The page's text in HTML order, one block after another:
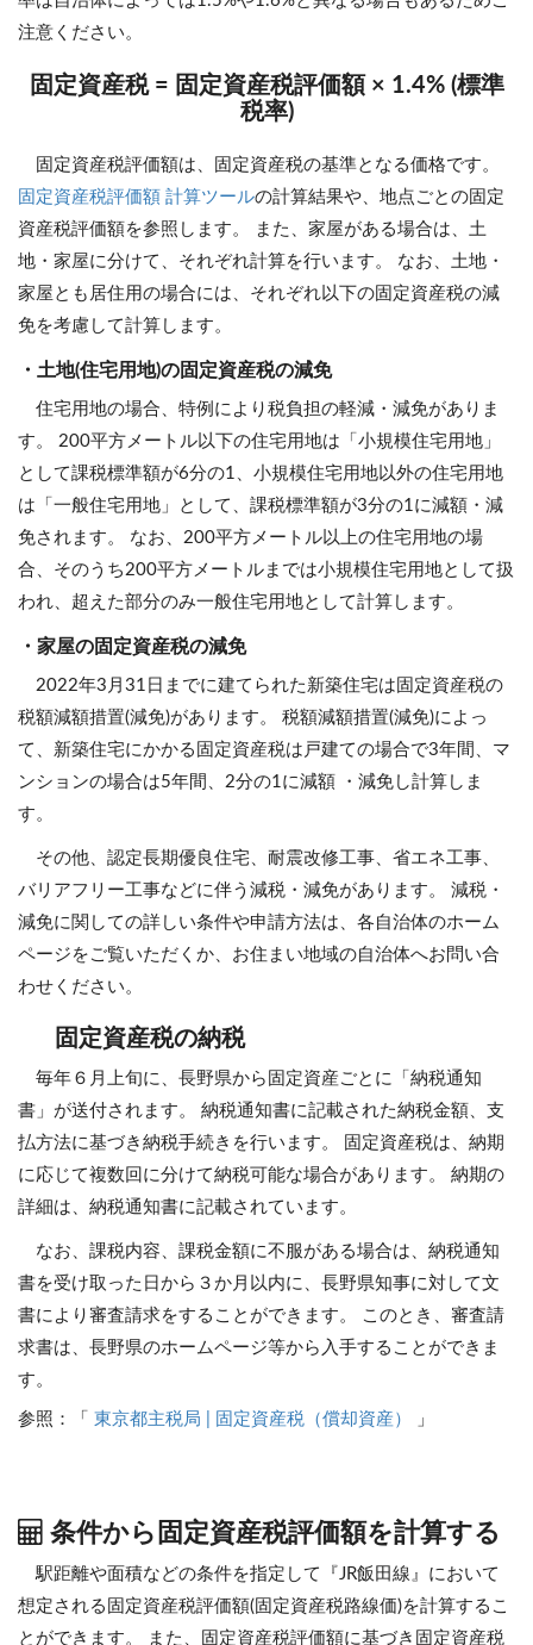
注意ください。
固定資産税 = 固定資産税評価額 × 1.4% (標準
税率)
固定資産税評価額は、固定資産税の基準となる価格です。
固定資産税評価額 計算ツールの計算結果や、地点ごとの固定
資産税評価額を参照します。 また、家屋がある場合は、土
地・家屋に分けて、それぞれ計算を行います。 なお、土地・
家屋とも居住用の場合には、それぞれ以下の固定資産税の減
免を考慮して計算します。
・土地(住宅用地)の固定資産税の減免
住宅用地の場合、特例により税負担の軽減・減免がありま
す。 200平方メートル以下の住宅用地は「小規模住宅用地」
として課税標準額が6分の1、小規模住宅用地以外の住宅用地
は「一般住宅用地」として、課税標準額が3分の1に減額・減
免されます。 なお、200平方メートル以上の住宅用地の場
合、そのうち200平方メートルまでは小規模住宅用地として扱
われ、超えた部分のみ一般住宅用地として計算します。
・家屋の固定資産税の減免
2022年3月31日までに建てられた新築住宅は固定資産税の
税額減額措置(減免)があります。 税額減額措置(減免)によっ
て、新築住宅にかかる固定資産税は戸建ての場合で3年間、マ
ンションの場合は5年間、2分の1に減額 ・減免し計算しま
す。
その他、認定長期優良住宅、耐震改修工事、省エネ工事、
バリアフリー工事などに伴う減税・減免があります。 減税・
減免に関しての詳しい条件や申請方法は、各自治体のホーム
ページをご覧いただくか、お住まい地域の自治体へお問い合
わせください。
固定資産税の納税
毎年６月上旬に、長野県から固定資産ごとに「納税通知
書」が送付されます。 納税通知書に記載された納税金額、支
払方法に基づき納税手続きを行います。 固定資産税は、納期
に応じて複数回に分けて納税可能な場合があります。 納期の
詳細は、納税通知書に記載されています。
なお、課税内容、課税金額に不服がある場合は、納税通知
書を受け取った日から３か月以内に、長野県知事に対して文
書により審査請求をすることができます。 このとき、審査請
求書は、長野県のホームページ等から入手することができま
す。
参照：「 東京都主税局 | 固定資産税（償却資産） 」
条件から固定資産税評価額を計算する
駅距離や面積などの条件を指定して『JR飯田線』において
想定される固定資産税評価額(固定資産税路線価)を計算するこ
とができます。
また、固定資産税評価額に基づき固定資産税